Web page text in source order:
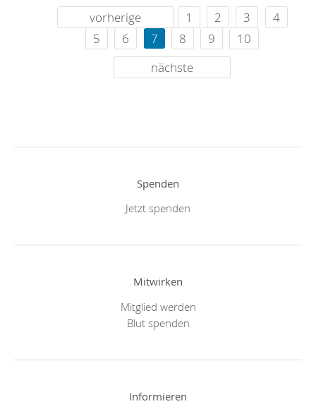
vorherige 1 2 3
4
5
6 7 8 9
10
nächste
Spenden
Jetzt spenden
Mitwirken
Mitglied werden
Blut spenden
Informieren